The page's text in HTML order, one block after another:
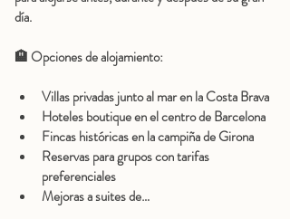
día.
🏨 Opciones de alojamiento:
Villas privadas junto al mar en la Costa Brava
Hoteles boutique en el centro de Barcelona
Fincas históricas en la campiña de Girona
Reservas para grupos con tarifas
preferenciales
Mejoras a suites de…